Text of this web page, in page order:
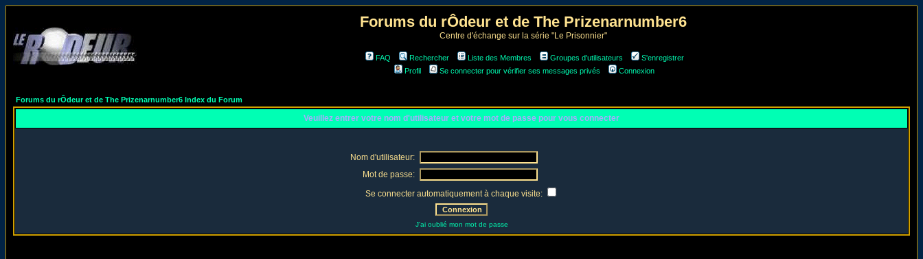
Forums du rÔdeur et de The Prizenarnumber6
Centre d'échange sur la série "Le Prisonnier"
FAQ Rechercher Liste des Membres Groupes d'utilisateurs
S'enregistrer
Profil
Se connecter pour vérifier ses messages privés Connexion
Forums du rÔdeur et de The Prizenarnumber6 Index du Forum
Veuillez entrer votre nom d'utilisateur et votre mot de passe pour vous connecter
Nom d'utilisateur:
Mot de passe:
Se connecter automatiquement à chaque visite:
J'ai oublié mon mot de passe